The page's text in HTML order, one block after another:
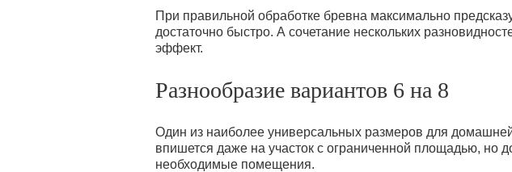
При правильной обработке бревна максимально
достаточно быстро. А сочетание нескольких
эффект.
Разнообразие вариантов 6 на 8
Один из наиболее универсальных размеров для
впишется даже на участок с ограниченной площадью, но
необходимые помещения.